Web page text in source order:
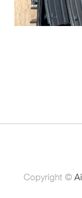
Copyright ©